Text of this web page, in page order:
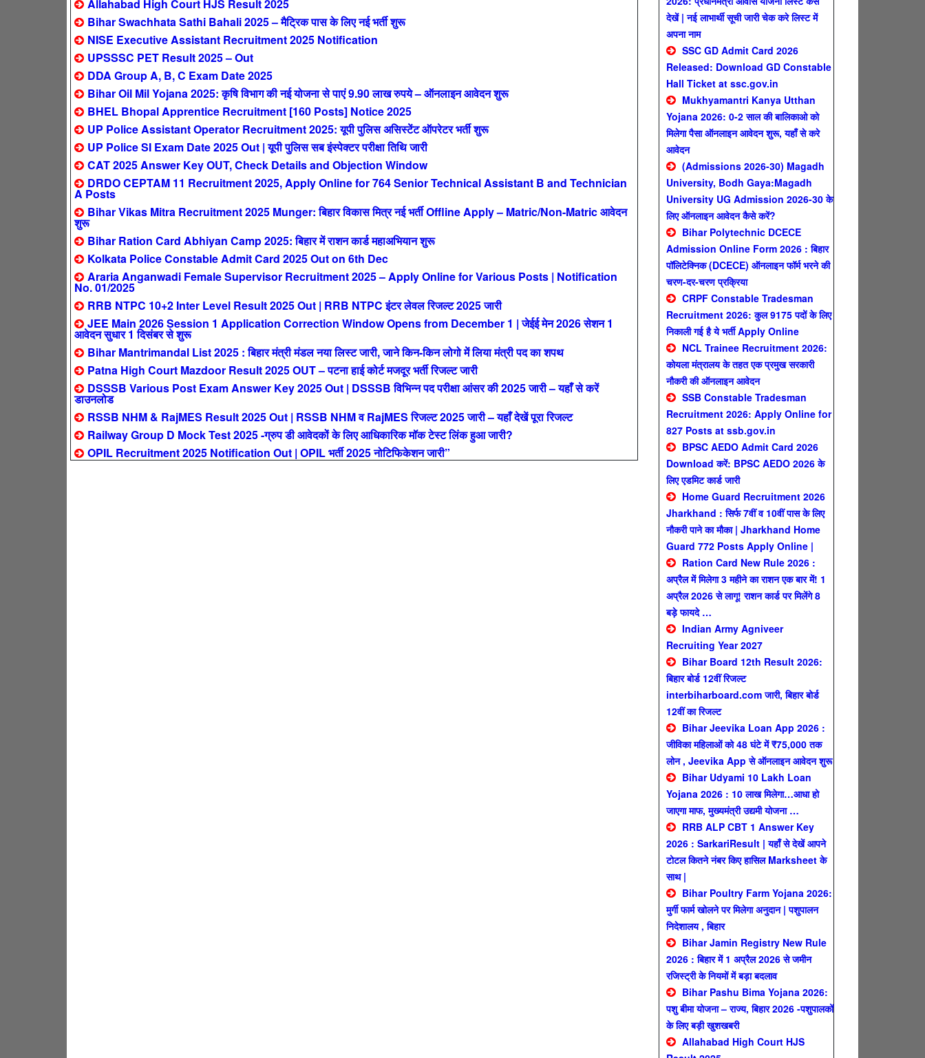
Allahabad High Court HJS Result 2025
Bihar Swachhata Sathi Bahali 2025 – मैट्रिक पास के लिए नई भर्ती शुरू
NISE Executive Assistant Recruitment 2025 Notification
UPSSSC PET Result 2025 – Out
DDA Group A, B, C Exam Date 2025
Bihar Oil Mil Yojana 2025: कृषि विभाग की नई योजना से पाएं 9.90 लाख रुपये – ऑनलाइन आवेदन शुरू
BHEL Bhopal Apprentice Recruitment [160 Posts] Notice 2025
UP Police Assistant Operator Recruitment 2025: यूपी पुलिस असिस्टेंट ऑपरेटर भर्ती शुरू
UP Police SI Exam Date 2025 Out | यूपी पुलिस सब इंस्पेक्टर परीक्षा तिथि जारी
CAT 2025 Answer Key OUT, Check Details and Objection Window
DRDO CEPTAM 11 Recruitment 2025, Apply Online for 764 Senior Technical Assistant B and Technician
A Posts
Bihar Vikas Mitra Recruitment 2025 Munger: बिहार विकास मित्र नई भर्ती Offline Apply – Matric/Non-Matric आवेदन
शुरू
Bihar Ration Card Abhiyan Camp 2025: बिहार में राशन कार्ड महाअभियान शुरू
Kolkata Police Constable Admit Card 2025 Out on 6th Dec
Araria Anganwadi Female Supervisor Recruitment 2025 – Apply Online for Various Posts | Notification
No. 01/2025
RRB NTPC 10+2 Inter Level Result 2025 Out | RRB NTPC इंटर लेवल रिजल्ट 2025 जारी
JEE Main 2026 Session 1 Application Correction Window Opens from December 1 | जेईई मेन 2026 सेशन 1
आवेदन सुधार 1 दिसंबर से शुरू
Bihar Mantrimandal List 2025 : बिहार मंत्री मंडल नया लिस्ट जारी, जाने किन-किन लोगो में लिया मंत्री पद का शपथ
Patna High Court Mazdoor Result 2025 OUT – पटना हाई कोर्ट मजदूर भर्ती रिजल्ट जारी
DSSSB Various Post Exam Answer Key 2025 Out | DSSSB विभिन्न पद परीक्षा आंसर की 2025 जारी – यहाँ से करें
डाउनलोड
RSSB NHM & RajMES Result 2025 Out | RSSB NHM व RajMES रिजल्ट 2025 जारी – यहाँ देखें पूरा रिजल्ट
Railway Group D Mock Test 2025 -ग्रुप डी आवेदकों के लिए आधिकारिक मॉक टेस्ट लिंक हुआ जारी?
OPIL Recruitment 2025 Notification Out | OPIL भर्ती 2025 नोटिफिकेशन जारी”
देखें | नई लाभार्थी सूची जारी चेक करे लिस्ट में
अपना नाम
SSC GD Admit Card 2026
Released: Download GD Constable
Hall Ticket at ssc.gov.in
Mukhyamantri Kanya Utthan
Yojana 2026: 0-2 साल की बालिकाओ को
मिलेगा पैसा ऑनलाइन आवेदन शुरू, यहाँ से करे
आवेदन
(Admissions 2026-30) Magadh
University, Bodh Gaya:Magadh
University UG Admission 2026-30 के
लिए ऑनलाइन आवेदन कैसे करें?
Bihar Polytechnic DCECE
Admission Online Form 2026 : बिहार
पॉलिटेक्निक (DCECE) ऑनलाइन फॉर्म भरने की
चरण-दर-चरण प्रक्रिया
CRPF Constable Tradesman
Recruitment 2026: कुल 9175 पदों के लिए
निकाली गई है ये भर्ती Apply Online
NCL Trainee Recruitment 2026:
कोयला मंत्रालय के तहत एक प्रमुख सरकारी
नौकरी की ऑनलाइन आवेदन
SSB Constable Tradesman
Recruitment 2026: Apply Online for
827 Posts at ssb.gov.in
BPSC AEDO Admit Card 2026
Download करें: BPSC AEDO 2026 के
लिए एडमिट कार्ड जारी
Home Guard Recruitment 2026
Jharkhand : सिर्फ 7वीं व 10वीं पास के लिए
नौकरी पाने का मौका | Jharkhand Home
Guard 772 Posts Apply Online |
Ration Card New Rule 2026 :
अप्रैल में मिलेगा 3 महीने का राशन एक बार में! 1
अप्रैल 2026 से लागू! राशन कार्ड पर मिलेंगे 8
बड़े फायदे …
Indian Army Agniveer
Recruiting Year 2027
Bihar Board 12th Result 2026:
बिहार बोर्ड 12वीं रिजल्ट
interbiharboard.com जारी, बिहार बोर्ड
12वीं का रिजल्ट
Bihar Jeevika Loan App 2026 :
जीविका महिलाओं को 48 घंटे में ₹75,000 तक
लोन , Jeevika App से ऑनलाइन आवेदन शुरू
Bihar Udyami 10 Lakh Loan
Yojana 2026 : 10 लाख मिलेगा…आधा हो
जाएगा माफ, मुख्यमंत्री उद्यमी योजना …
RRB ALP CBT 1 Answer Key
2026 : SarkariResult | यहाँ से देखें आपने
टोटल कितने नंबर किए हासिल Marksheet के
साथ |
Bihar Poultry Farm Yojana 2026:
मुर्गी फार्म खोलने पर मिलेगा अनुदान | पशुपालन
निदेशालय , बिहार
Bihar Jamin Registry New Rule
2026 : बिहार में 1 अप्रैल 2026 से जमीन
रजिस्ट्री के नियमों में बड़ा बदलाव
Bihar Pashu Bima Yojana 2026:
पशु बीमा योजना – राज्य, बिहार 2026 -पशुपालकों
के लिए बड़ी खुशखबरी
Allahabad High Court HJS